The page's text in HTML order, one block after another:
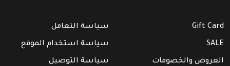
Gift Card
SALE
العروض والخصومات
سياسة التعامل
سياسة استخدام الموقع
سياسة التوصيل